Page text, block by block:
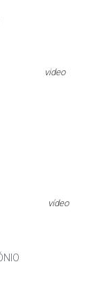
video
vídeo